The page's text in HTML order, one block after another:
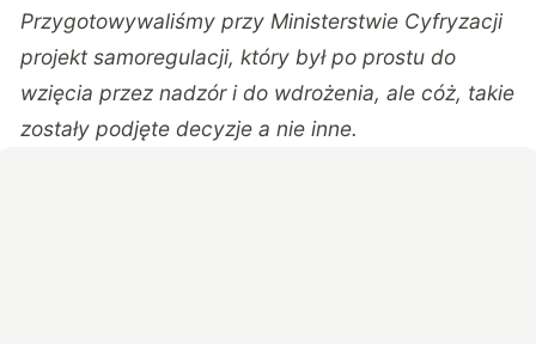
Przygotowywaliśmy przy Ministerstwie Cyfryzacji
projekt samoregulacji, który był po prostu do
wzięcia przez nadzór i do wdrożenia, ale cóż, takie
zostały podjęte decyzje a nie inne.